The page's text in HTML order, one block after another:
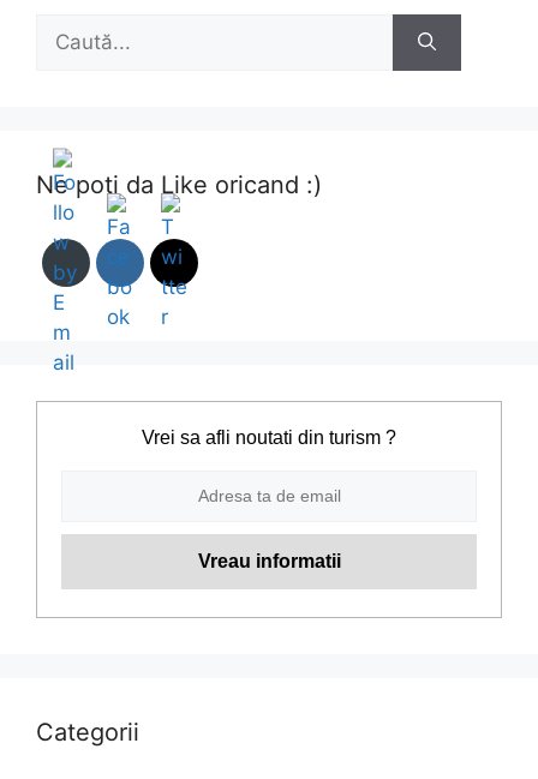
după:
Ne poti da Like oricand :)
Vrei sa afli noutati din turism ?
Categorii